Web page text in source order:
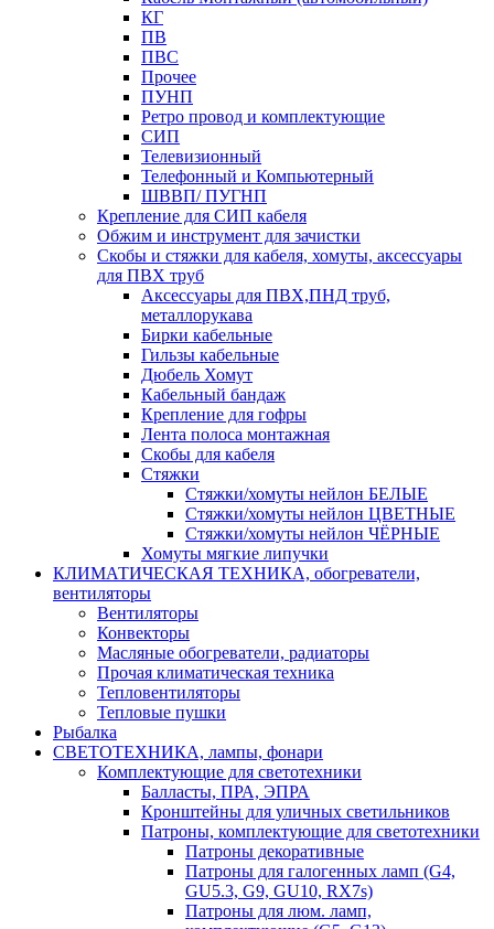
КГ
ПВ
ПВС
Прочее
ПУНП
Ретро провод и комплектующие
СИП
Телевизионный
Телефонный и Компьютерный
ШВВП/ ПУГНП
Крепление для СИП кабеля
Обжим и инструмент для зачистки
Скобы и стяжки для кабеля, хомуты, аксессуары
для ПВХ труб
Аксессуары для ПВХ,ПНД труб,
металлорукава
Бирки кабельные
Гильзы кабельные
Дюбель Хомут
Кабельный бандаж
Крепление для гофры
Лента полоса монтажная
Скобы для кабеля
Стяжки
Стяжки/хомуты нейлон БЕЛЫЕ
Стяжки/хомуты нейлон ЦВЕТНЫЕ
Стяжки/хомуты нейлон ЧЁРНЫЕ
Хомуты мягкие липучки
КЛИМАТИЧЕСКАЯ ТЕХНИКА, обогреватели,
вентиляторы
Вентиляторы
Конвекторы
Масляные обогреватели, радиаторы
Прочая климатическая техника
Тепловентиляторы
Тепловые пушки
Рыбалка
СВЕТОТЕХНИКА, лампы, фонари
Комплектующие для светотехники
Балласты, ПРА, ЭПРА
Кронштейны для уличных светильников
Патроны, комплектующие для светотехники
Патроны декоративные
Патроны для галогенных ламп (G4,
GU5.3, G9, GU10, RX7s)
Патроны для люм. ламп,